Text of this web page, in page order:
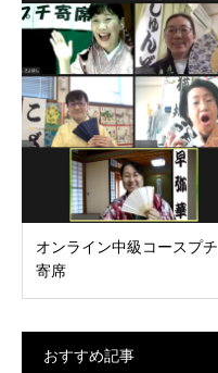
オンライン中級コースプチ
寄席
おすすめ記事